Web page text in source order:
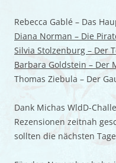
Rebecca Gablé – Das
Diana Norman – Die
Silvia Stolzenburg – Der
Barbara Goldstein – Der
Thomas Ziebula – Der
Dank Michas WldD-
Rezensionen zeitnah
sollten die nächsten